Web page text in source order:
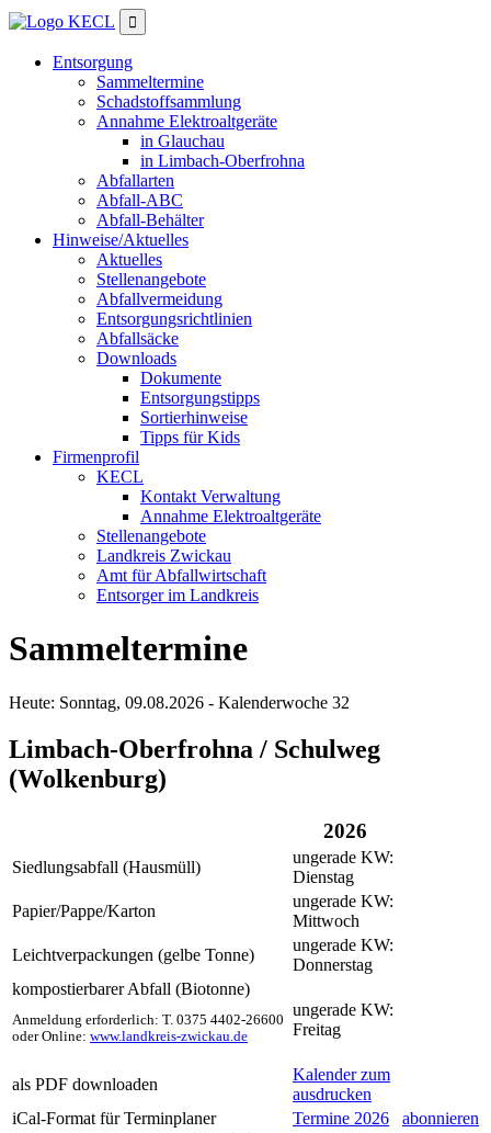

Entsorgung
Sammeltermine
Schadstoffsammlung
Annahme Elektroaltgeräte
in Glauchau
in Limbach-Oberfrohna
Abfallarten
Abfall-ABC
Abfall-Behälter
Hinweise/Aktuelles
Aktuelles
Stellenangebote
Abfallvermeidung
Entsorgungsrichtlinien
Abfallsäcke
Downloads
Dokumente
Entsorgungstipps
Sortierhinweise
Tipps für Kids
Firmenprofil
KECL
Kontakt Verwaltung
Annahme Elektroaltgeräte
Stellenangebote
Landkreis Zwickau
Amt für Abfallwirtschaft
Entsorger im Landkreis
Sammeltermine
Heute: Sonntag, 09.08.2026 - Kalenderwoche 32
Limbach-Oberfrohna / Schulweg
(Wolkenburg)
2026
Siedlungsabfall (Hausmüll)
ungerade KW:
Dienstag
Papier/Pappe/Karton
ungerade KW:
Mittwoch
Leichtverpackungen (gelbe Tonne)
ungerade KW:
Donnerstag
kompostierbarer Abfall (Biotonne)
Anmeldung erforderlich: T. 0375 4402-26600
oder Online: www.landkreis-zwickau.de
ungerade KW:
Freitag
als PDF downloaden
Kalender zum
ausdrucken
iCal-Format für Terminplaner
Termine 2026
abonnieren